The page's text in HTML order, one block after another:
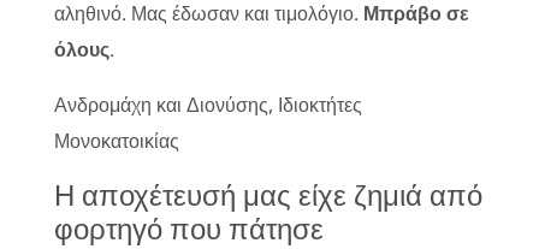
αληθινό. Μας έδωσαν και τιμολόγιο. Μπράβο σε
όλους.
Ανδρομάχη και Διονύσης, Ιδιοκτήτες
Μονοκατοικίας
Η αποχέτευσή μας είχε ζημιά από
φορτηγό που πάτησε